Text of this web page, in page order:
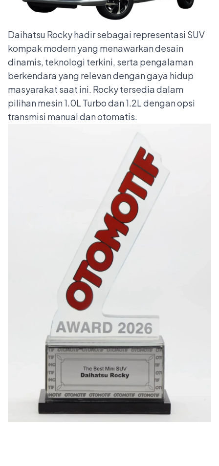
Daihatsu Rocky hadir sebagai representasi SUV
kompak modern yang menawarkan desain
dinamis, teknologi terkini, serta pengalaman
berkendara yang relevan dengan gaya hidup
masyarakat saat ini. Rocky tersedia dalam
pilihan mesin 1.0L Turbo dan 1.2L dengan opsi
transmisi manual dan otomatis.